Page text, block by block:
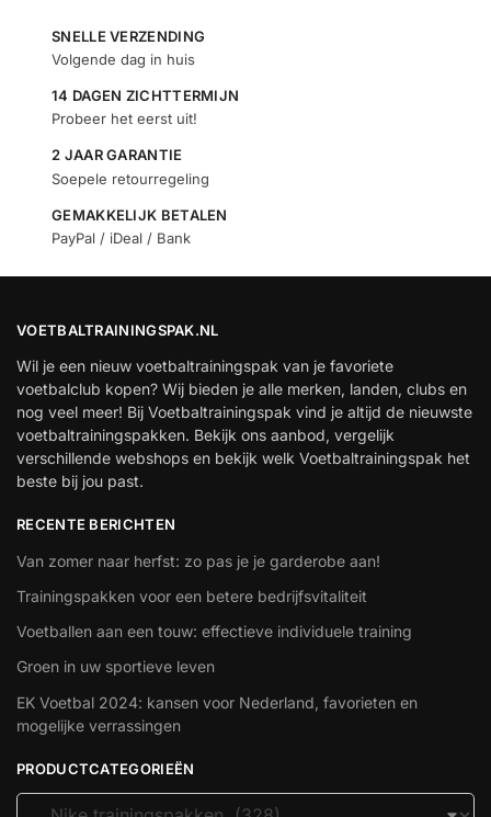
SNELLE VERZENDING
Volgende dag in huis
14 DAGEN ZICHTTERMIJN
Probeer het eerst uit!
2 JAAR GARANTIE
Soepele retourregeling
GEMAKKELIJK BETALEN
PayPal / iDeal / Bank
VOETBALTRAININGSPAK.NL
Wil je een nieuw voetbaltrainingspak van je favoriete
voetbalclub kopen? Wij bieden je alle merken, landen, clubs en
nog veel meer! Bij Voetbaltrainingspak vind je altijd de nieuwste
voetbaltrainingspakken. Bekijk ons aanbod, vergelijk
verschillende webshops en bekijk welk Voetbaltrainingspak het
beste bij jou past.
RECENTE BERICHTEN
Van zomer naar herfst: zo pas je je garderobe aan!
Trainingspakken voor een betere bedrijfsvitaliteit
Voetballen aan een touw: effectieve individuele training
Groen in uw sportieve leven
EK Voetbal 2024: kansen voor Nederland, favorieten en
mogelijke verrassingen
PRODUCTCATEGORIEËN